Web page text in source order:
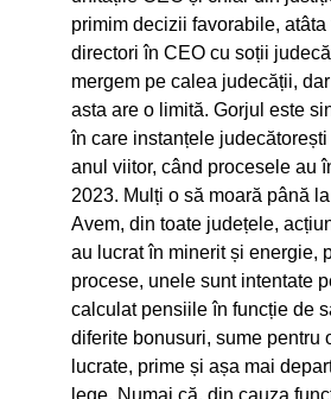
primim decizii favorabile,
directori în CEO cu soții
mergem pe calea judecății,
asta are o limită. Gorjul este
în care instanțele
anul viitor, când procesele au
2023. Mulți o să moară până
Avem, din toate județele,
au lucrat în minerit și energie,
procese, unele sunt intentate
calculat pensiile în funcție de
diferite bonusuri, sume pentru
lucrate, prime și așa mai
lege. Numai că, din cauza